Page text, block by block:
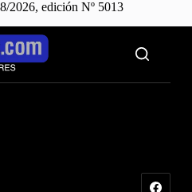
2026, edición Nº 5013